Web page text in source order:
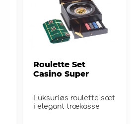
Roulette Set
Casino Super
Luksuriøs roulette sæt
i elegant trækasse